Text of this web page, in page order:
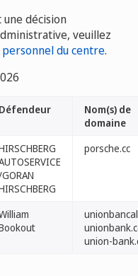
décision
veuillez
du centre.
Défendeur
Nom(s) de
domaine
porsche.cc
union-